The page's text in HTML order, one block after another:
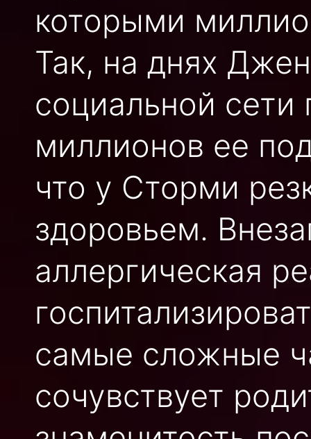
которыми
Так, на днях
социальной сети
миллионов ее
что у Сторми
здоровьем.
аллергическая
самые сложные
сочувствует